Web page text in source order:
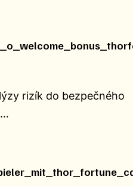
rizík do bezpečného